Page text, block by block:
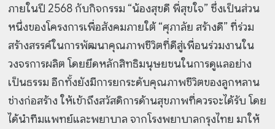
ภายในปี 2568 กับกิจกรรม “น้องสุขดี พี่สุขใจ” ซึ่งเป็นส่วน
หนึ่งของโครงการเพื่อสังคมภายใต้ “ศุภาลัย สร้างดี” ที่ร่วม
สร้างสรรค์ในการพัฒนาคุณภาพชีวิตที่ดีสู่เพื่อนร่วมงานใน
วงจรการผลิต โดยยึดหลักสิทธิมนุษยชนในการดูแลอย่าง
เป็นธรรม อีกทั้งยังมีการยกระดับคุณภาพชีวิตของลูกหลาน
ช่างก่อสร้าง ให้เข้าถึงสวัสดิการด้านสุขภาพที่ควรจะได้รับ โดย
ได้นำทีมแพทย์และพยาบาล จากโรงพยาบาลกรุงไทย มาให้